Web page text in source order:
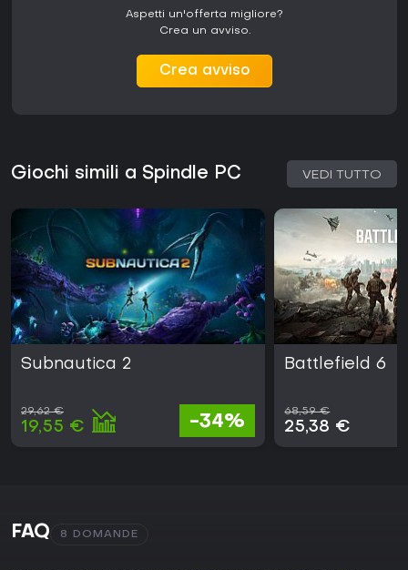
Aspetti un'offerta migliore?
Crea un avviso.
Crea avviso
Giochi simili a Spindle PC VEDI TUTTO
Subnautica 2
29,62 €
19,55 € -34%
Battlefield 6
68,59 €
25,38 €
FAQ 8 DOMANDE